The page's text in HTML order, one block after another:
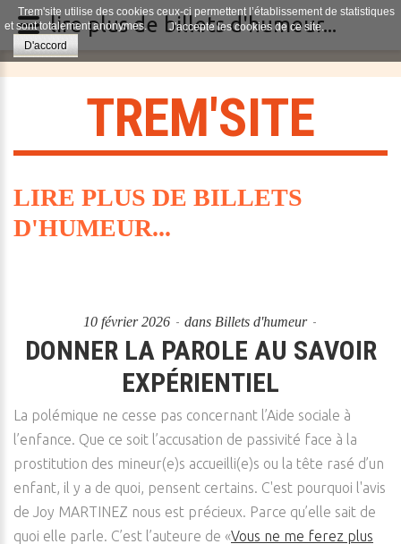
TREM'SITE
LIRE PLUS DE BILLETS
D'HUMEUR...
10 février 2026 dans Billets d'humeur
DONNER LA PAROLE AU SAVOIR
EXPÉRIENTIEL
La polémique ne cesse pas concernant l’Aide sociale à
l’enfance. Que ce soit l’accusation de passivité face à la
prostitution des mineur(e)s accueilli(e)s ou la tête rasé d’un
enfant, il y a de quoi, pensent certains. C'est pourquoi l'avis
de Joy MARTINEZ nous est précieux. Parce qu’elle sait de
quoi elle parle. C’est l’auteure de «Vous ne me ferez plus
Trem'site utilise des cookies ceux-ci permettent l’établissement de statistiques
et sont totalement anonymes.
J'accepte les cookies de ce site.
D'accord
lire plus de billets d'humeur...